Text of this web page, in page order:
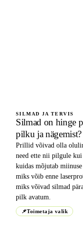
SILMAD JA TERVIS
Silmad on hinge
pilku ja nägemist?
Prillid võivad olla
need ette nii pilgule kui
kuidas mõjutab
miks võib enne
miks võivad silmad
pilk avatum.
📌Toimetaja valik